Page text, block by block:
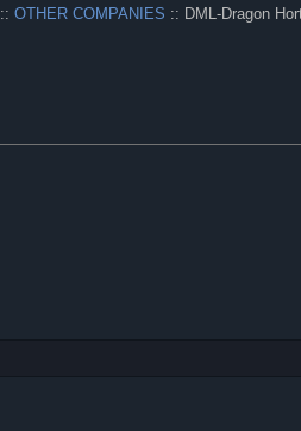
::OTHER COMPANIES :: DML-Dragon